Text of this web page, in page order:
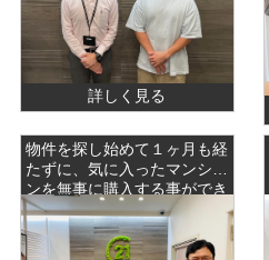
詳しく見る
物件を探し始めて１ヶ月も経
たずに、気に入ったマンショ
ンを無事に購入する事ができ
ました。（藤沢市O様・T
様 中古マンションご成約）